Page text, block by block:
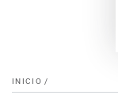
INICIO /